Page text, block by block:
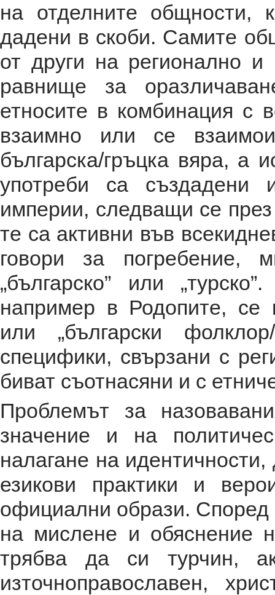
на отделните общности,
дадени в скоби. Самите
от други на регионално
равнище за
етносите в комбинация с
взаимно или се
българска/гръцка вяра, а
употреби са създадени
империи, следващи се
те са активни във
говори за погребение,
„българско” или
например в Родопите, се
или „български
специфики, свързани с
биват съотнасяни и с
Проблемът за
значение и на
налагане на идентичности,
езикови практики и
официални образи.
на мислене и обяснение
трябва да си турчин,
източноправославен,